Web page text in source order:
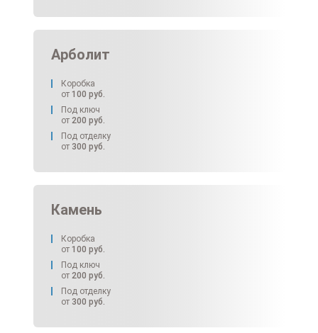
Арболит
Коробка
от 100 руб.
Под ключ
от 200 руб.
Под отделку
от 300 руб.
Камень
Коробка
от 100 руб.
Под ключ
от 200 руб.
Под отделку
от 300 руб.